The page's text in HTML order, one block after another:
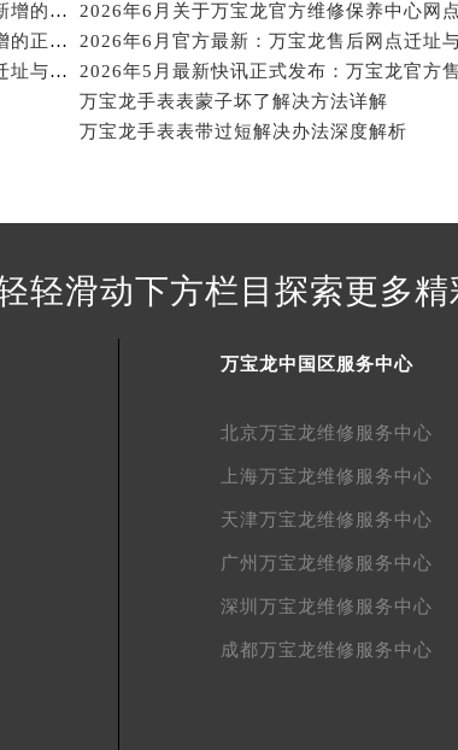
后服务中心（需提前预约）
后服务中心（需提前预约）
后服务中心（需提前预约）
售后服务中心（需提前预约）
名表维修授权店1楼万宝龙售后服务中心（需提前
国际中心D座11层1102室万宝龙售后服务中心（北京
天下万宝龙售后服务中心（需提前预约）
大街万宝龙售后服务中心（需提前预约）
万宝龙售后服务中心（需提前预约）
王府井百货名表维修万宝龙售后服务中心（需提前
龙售后服务中心（需提前预约）
洛街万宝龙售后服务中心（需提前预约）
街万宝龙售后服务中心（需提前预约）
万宝龙售后服务中心（需提前预约）
街万宝龙售后服务中心（需提前预约）
光明街与额尔敦路交叉口万宝龙售后服务中心（需提
2026年6月关于万宝龙官方维修保养服务中心搬迁及新增的正式文件全文内容
2026年6月关于万宝龙官方维修保养中心网点搬迁新增的正式文件内容
2026年6月官方最新：万宝龙售后网点迁址
2026年6月官方通告：万宝龙售后网点最新调整（含迁址与新增）
万宝龙手表表蒙子坏了解决方法详解
万宝龙手表表带过短解决办法深度解析
轻滑动下方栏目探索更多精
万宝龙中国区服务中心
北京万宝龙维修服务中心
上海万宝龙维修服务中心
天津万宝龙维修服务中心
广州万宝龙维修服务中心
深圳万宝龙维修服务中心
成都万宝龙维修服务中心